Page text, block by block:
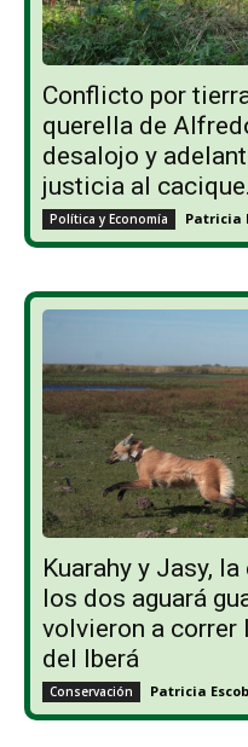
Conflicto por
querella de
desalojo y
justicia al
Política y Economía Patricia
Kuarahy y Jasy,
los dos aguará
volvieron a correr
del Iberá
Conservación Patricia